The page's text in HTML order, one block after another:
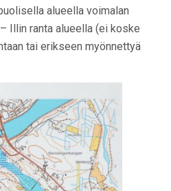
alueella voimalan
Illin ranta alueella (ei koske
tai erikseen myönnettyä